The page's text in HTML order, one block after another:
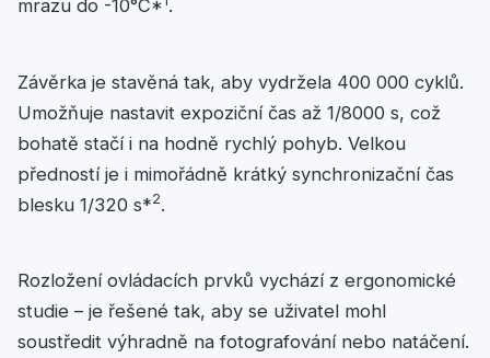
mrazu do -10°C* .
Závěrka je stavěná tak, aby vydržela 400 000 cyklů.
Umožňuje nastavit expoziční čas až 1/8000 s, což
bohatě stačí i na hodně rychlý pohyb. Velkou
předností je i mimořádně krátký synchronizační čas
blesku 1/320 s*2.
Rozložení ovládacích prvků vychází z ergonomické
studie – je řešené tak, aby se uživatel mohl
soustředit výhradně na fotografování nebo natáčení.